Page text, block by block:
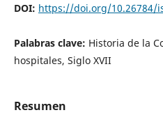
DOI: https://doi.org/10.26784/
Palabras clave: Historia de la
hospitales, Siglo XVII
Resumen